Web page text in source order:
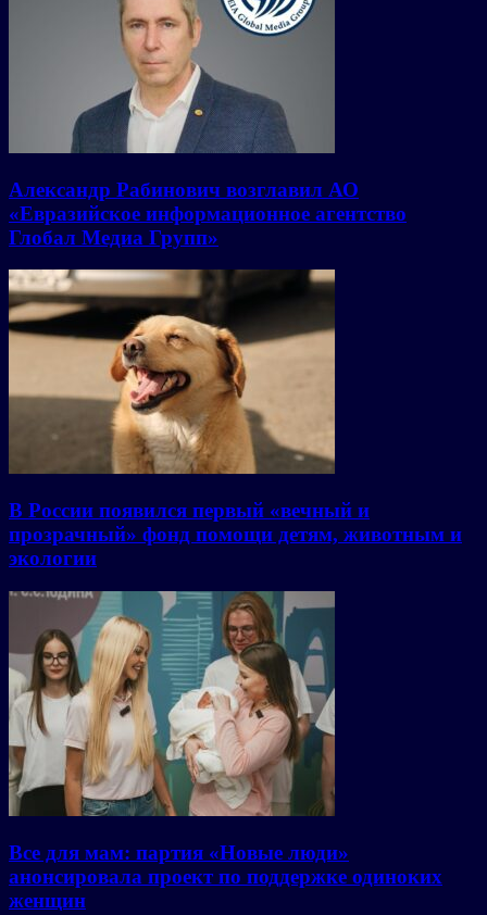
Александр Рабинович возглавил АО
«Евразийское информационное агентство
Глобал Медиа Групп»
В России появился первый «вечный и
прозрачный» фонд помощи детям, животным и
экологии
Все для мам: партия «Новые люди»
анонсировала проект по поддержке одиноких
женщин